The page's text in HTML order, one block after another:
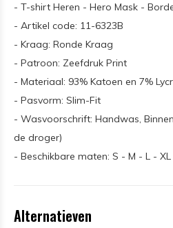
- T-shirt Heren - Hero Mask -
- Artikel code: 11-6323B
- Kraag: Ronde Kraag
- Patroon: Zeefdruk Print
- Materiaal: 93% Katoen en 7%
- Pasvorm: Slim-Fit
- Wasvoorschrift: Handwas,
de droger)
- Beschikbare maten: S - M - L - XL
Alternatieven